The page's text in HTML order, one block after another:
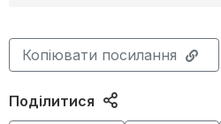
Копіювати посилання
Поділитися